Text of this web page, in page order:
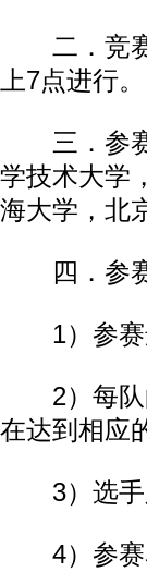
二．竞赛
上7点进行。
三．参赛
学技术大学
海大学，北
四．参
1）参赛
2）每队
在达到相应
3）选手
4）参赛